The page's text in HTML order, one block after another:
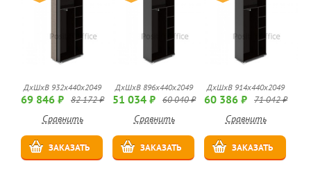
ДхШхВ 932х440х2049
69 846 ₽ 82 172 ₽
Сравнить
ЗАКАЗАТЬ
ДхШхВ 896х440х2049
51 034 ₽ 60 040 ₽
Сравнить
ЗАКАЗАТЬ
ДхШхВ 914х440х2049
60 386 ₽ 71 042 ₽
Сравнить
ЗАКАЗАТЬ